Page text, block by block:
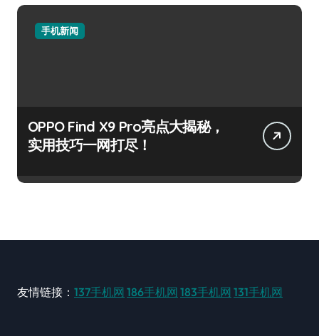
手机新闻
OPPO Find X9 Pro亮点大揭秘，
实用技巧一网打尽！
友情链接： 137手机网 186手机网 183手机网 131手机网